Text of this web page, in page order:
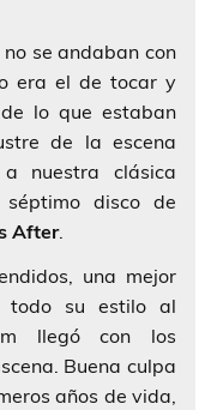
se andaban con
era el de tocar y
lo que estaban
de la escena
nuestra clásica
disco de
After.
una mejor
todo su estilo al
llegó con los
Buena culpa
años de vida,